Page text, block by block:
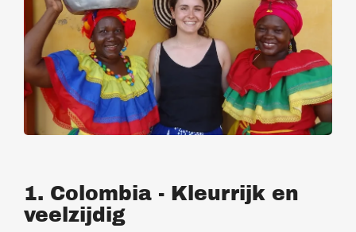
1. Colombia - Kleurrijk en
veelzijdig